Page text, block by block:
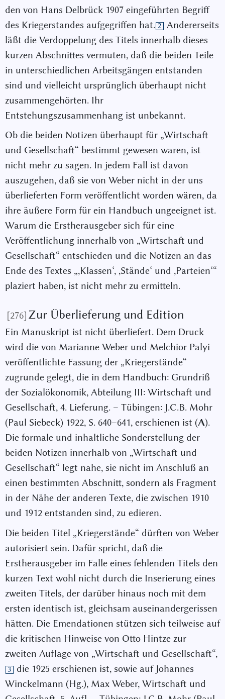
den von Hans Delbrück 1907 eingeführten Begriff
des Kriegerstandes aufgegriffen hat. 2
Andererseits
läßt die Verdoppelung des Titels innerhalb dieses
kurzen Abschnittes vermuten, daß die beiden Teile
in unterschiedlichen Arbeitsgängen entstanden
sind und vielleicht ursprünglich überhaupt nicht
zusammengehörten. Ihr
Entstehungszusammenhang ist unbekannt.
Ob die beiden Notizen überhaupt für „Wirtschaft
und Gesellschaft“ bestimmt gewesen waren, ist
nicht mehr zu sagen. In jedem Fall ist davon
auszugehen, daß sie von Weber nicht in der uns
überlieferten Form veröffentlicht worden wären, da
ihre äußere Form für ein Handbuch ungeeignet ist.
Warum die Erstherausgeber sich für eine
Veröffentlichung innerhalb von „Wirtschaft und
Gesellschaft“ entschieden und die Notizen an das
Ende des Textes „,Klassen‘, ,Stände‘ und ,Parteien‘“
plaziert haben, ist nicht mehr zu ermitteln.
[276] Zur Überlieferung und Edition
Ein Manuskript ist nicht überliefert. Dem Druck
wird die von Marianne Weber und Melchior Palyi
veröffentlichte Fassung der „Kriegerstände“
zugrunde gelegt, die in dem Handbuch: Grundriß
der Sozialökonomik, Abteilung III: Wirtschaft und
Gesellschaft, 4. Lieferung. – Tübingen: J.C.B. Mohr
(Paul Siebeck) 1922, S. 640–641, erschienen ist (A).
Die formale und inhaltliche Sonderstellung der
beiden Notizen innerhalb von „Wirtschaft und
Gesellschaft“ legt nahe, sie nicht im Anschluß an
einen bestimmten Abschnitt, sondern als Fragment
in der Nähe der anderen Texte, die zwischen 1910
und 1912 entstanden sind, zu edieren.
Die beiden Titel „Kriegerstände“ dürften von Weber
autorisiert sein. Dafür spricht, daß die
Erstherausgeber im Falle eines fehlenden Titels den
kurzen Text wohl nicht durch die Inserierung eines
zweiten Titels, der darüber hinaus noch mit dem
ersten identisch ist, gleichsam auseinandergerissen
hätten. Die Emendationen stützen sich teilweise auf
die kritischen Hinweise von Otto Hintze zur
zweiten Auflage von „Wirtschaft und Gesellschaft“,
3
die 1925 erschienen ist, sowie auf Johannes
Winckelmann (Hg.), Max Weber, Wirtschaft und